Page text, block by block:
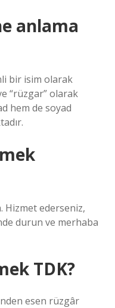
anlama
bir isim olarak
“rüzgar” olarak
hem de soyad
Hizmet ederseniz,
durun ve merhaba
TDK?
esen rüzgâr